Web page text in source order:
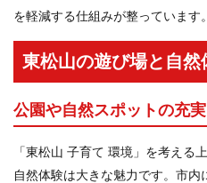
を軽減する仕組みが整っています。
東松山の遊び場と自然
公園や自然スポットの充実
「東松山 子育て 環境」を考える
自然体験は大きな魅力です。市